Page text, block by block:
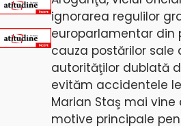
ignorarea regulilor
europarlamentar din
cauza postărilor sale
autorităţilor dublată
evităm accidentele
Marian Staş mai
motive principale